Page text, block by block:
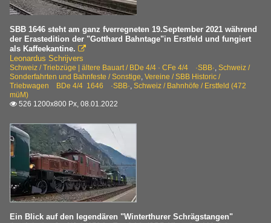
SBB 1646 steht am ganz fverregneten 19.September 2021 während
der Erastedition der "Gotthard Bahntage"in Erstfeld und fungiert
als Kaffeekantine. 
Leonardus Schrijvers
Schweiz / Triebzüge | ältere Bauart / BDe 4/4 · CFe 4/4 ·SBB·, Schweiz /
Sonderfahrten und Bahnfeste / Sonstige, Vereine / SBB Historic /
Triebwagen BDe 4/4 1646 ·SBB·, Schweiz / Bahnhöfe / Erstfeld (472
müM)
 526 1200x800 Px, 08.01.2022
Ein Blick auf den legendären "Winterthurer Schrägstangen"